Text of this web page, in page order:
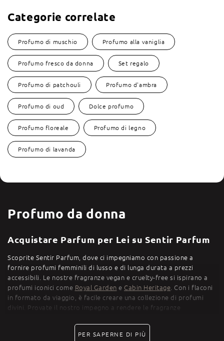
Categorie correlate
Profumo di muschio Profumo alla vaniglia
Profumo fresco da donna Set regalo
Profumo di patchouli Profumo d'ambra
Profumo di oud Dolce profumo
Profumo floreale Profumo di legno
Profumo di lavanda
Profumo da donna
Acquistare Parfum per Lei su Sentir Parfum
Scoprite Sentir Parfum, dove ci impegniamo con passione a
fornire profumi femminili di lusso e di lunga durata a prezzi
accessibili. Le nostre fragranze vegan e cruelty-free si ispirano a
profumi iconici come Royal Garden e Cabin Heritage . Con i flaconi
in formato da viaggio, è facile creare una collezione di profumi
divini. Provate il nostro impegno a rendere le fragranze
PER SAPERNE DI PIÙ